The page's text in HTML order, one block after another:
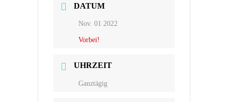
DATUM
Nov. 01 2022
Vorbei!
UHRZEIT
Ganztägig